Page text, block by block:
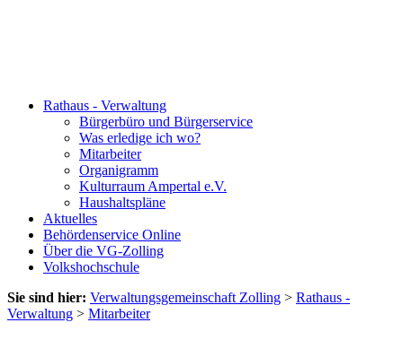
Rathaus - Verwaltung
Bürgerbüro und Bürgerservice
Was erledige ich wo?
Mitarbeiter
Organigramm
Kulturraum Ampertal e.V.
Haushaltspläne
Aktuelles
Behördenservice Online
Über die VG-Zolling
Volkshochschule
Sie sind hier: Verwaltungsgemeinschaft Zolling > Rathaus -
Verwaltung > Mitarbeiter